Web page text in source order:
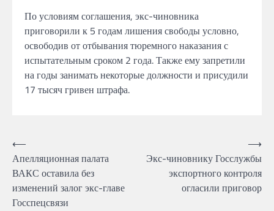
По условиям соглашения, экс-чиновника
приговорили к 5 годам лишения свободы условно,
освободив от отбывания тюремного наказания с
испытательным сроком 2 года. Также ему запретили
на годы занимать некоторые должности и присудили
17 тысяч гривен штрафа.
Навігація
записів
⟵
Апелляционная палата
ВАКС оставила без
изменений залог экс-главе
Госспецсвязи
Экс-чиновнику Госслужбы
экспортного контроля
огласили приговор
⟶